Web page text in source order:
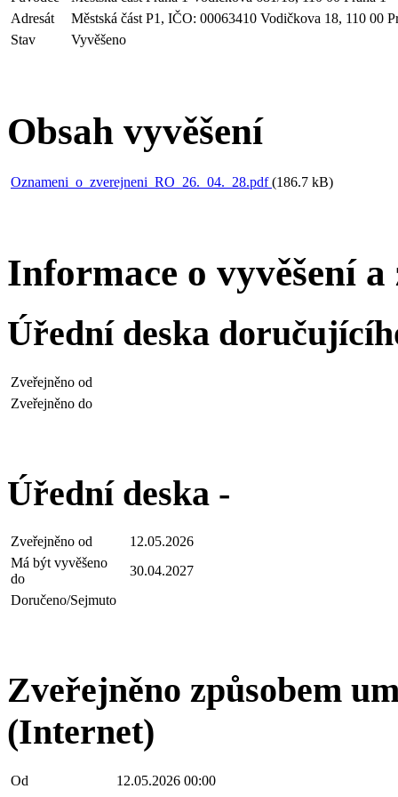
Adresát
Městská část P1, IČO: 00063410 Vodičkova 18, 110 00
Stav
Vyvěšeno
Obsah vyvěšení
Oznameni_o_zverejneni_RO_26._04._28.pdf(186.7 kB)
Informace o vyvěšení
Úřední deska
Zveřejněno od
Zveřejněno do
Úřední deska -
Zveřejněno od
12.05.2026
Má být vyvěšeno
do
30.04.2027
Doručeno/Sejmuto
Zveřejněno způsobem
(Internet)
Od
12.05.2026 00:00